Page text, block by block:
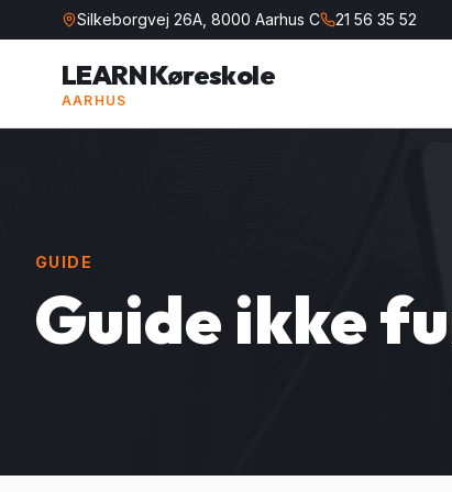
Silkeborgvej 26A, 8000 Aarhus C 21 56 35 52
LEARN Køreskole
AARHUS
GUIDE
Guide ikke